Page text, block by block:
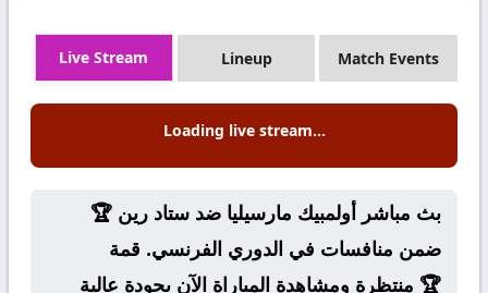
Live Stream Lineup Match Events
Loading live stream...
🏆 بث مباشر أولمبيك مارسيليا ضد ستاد رين
ضمن منافسات في الدوري الفرنسي. قمة
منتظرة ومشاهدة المباراة الآن بجودة عالية 🏆